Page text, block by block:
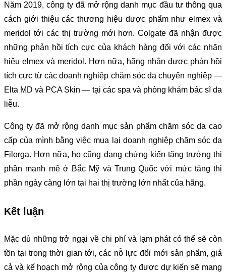
Năm 2019, công ty đã mở rộng danh mục đầu tư thông qua
cách giới thiệu các thương hiệu dược phẩm như elmex và
meridol tới các thị trường mới hơn. Colgate đã nhận được
những phản hồi tích cực của khách hàng đối với các nhãn
hiệu elmex và meridol. Hơn nữa, hãng nhận được phản hồi
tích cực từ các doanh nghiệp chăm sóc da chuyên nghiệp —
Elta MD và PCA Skin — tại các spa và phòng khám bác sĩ da
liễu.
Công ty đã mở rộng danh mục sản phẩm chăm sóc da cao
cấp của mình bằng việc mua lại doanh nghiệp chăm sóc da
Filorga. Hơn nữa, họ cũng đang chứng kiến tăng trưởng thị
phần mạnh mẽ ở Bắc Mỹ và Trung Quốc với mức tăng thị
phần ngày càng lớn tại hai thị trường lớn nhất của hãng.
Kết luận
Mặc dù những trở ngại về chi phí và lạm phát có thể sẽ còn
tồn tại trong thời gian tới, các nỗ lực đổi mới sản phẩm, giá
cả và kế hoạch mở rộng của công ty được dự kiến sẽ mang